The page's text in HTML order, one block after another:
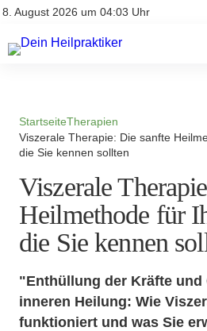
8. August 2026 um 04:03 Uhr
Impressum
Natürliche Medizin
Heilpflanzen &
StartseiteTherapien
Viszerale Therapie: Die sanfte
die Sie kennen sollten
Viszerale
Heilmethode für
die Sie kennen
"Enthüllung der Kräfte und
inneren Heilung: Wie
funktioniert und was Sie